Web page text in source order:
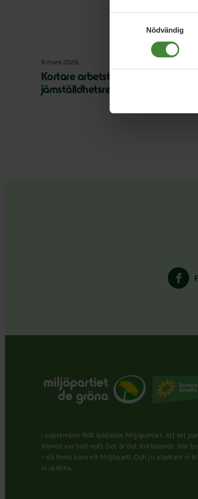
Nödvändig
9 mars 2026
Kortare arbetstid är en
jämställdhetsreform
I september 1981 bildades Miljöpartiet. Att ett
främst var helt nytt. Det är det fortfarande. När
– då finns bara ett Miljöparti. Och ju starkare vi
vi uträtta.